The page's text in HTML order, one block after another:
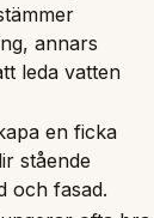
annars
leda vatten
en ficka
stående
och fasad.